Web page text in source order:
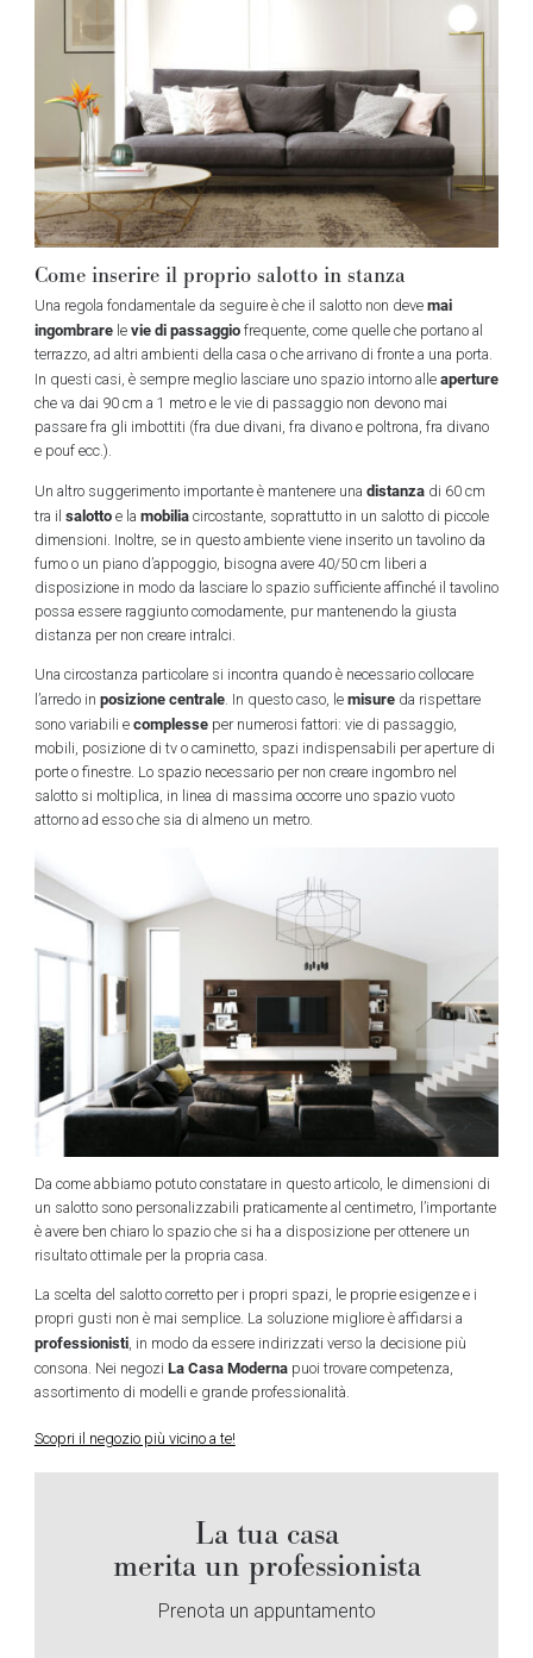
Come inserire il proprio salotto in stanza
Una regola fondamentale da seguire è che il salotto non deve mai
ingombrarele vie di passaggiofrequente, come quelle che portano al
terrazzo, ad altri ambienti della casa o che arrivano di fronte a una porta.
In questi casi, è sempre meglio lasciare uno spazio intorno alle aperture
che va dai 90 cm a 1 metro e le vie di passaggio non devono mai
passare fra gli imbottiti (fra due divani, fra divano e poltrona, fra divano
e pouf ecc.).
Un altro suggerimento importante è mantenere una distanzadi 60 cm
tra il salottoe la mobiliacircostante, soprattutto in un salotto di piccole
dimensioni. Inoltre, se in questo ambiente viene inserito un tavolino da
fumo o un piano d’appoggio, bisogna avere 40/50 cm liberi a
disposizione in modo da lasciare lo spazio sufficiente affinché il tavolino
possa essere raggiunto comodamente, pur mantenendo la giusta
distanza per non creare intralci.
Una circostanza particolare si incontra quando è necessario collocare
l’arredo in posizione centrale. In questo caso, le misureda rispettare
sono variabili e complesseper numerosi fattori: vie di passaggio,
mobili, posizione di tv o caminetto, spazi indispensabili per aperture di
porte o finestre. Lo spazio necessario per non creare ingombro nel
salotto si moltiplica, in linea di massima occorre uno spazio vuoto
attorno ad esso che sia di almeno un metro.
Da come abbiamo potuto constatare in questo articolo, le dimensioni di
un salotto sono personalizzabili praticamente al centimetro, l’importante
è avere ben chiaro lo spazio che si ha a disposizione per ottenere un
risultato ottimale per la propria casa.
La scelta del salotto corretto per i propri spazi, le proprie esigenze e i
propri gusti non è mai semplice. La soluzione migliore è affidarsi a
professionisti, in modo da essere indirizzati verso la decisione più
consona. Nei negozi La Casa Modernapuoi trovare competenza,
assortimento di modelli e grande professionalità.
Scopri il negozio più vicino a te!
La tua casa
merita un professionista
Prenota un appuntamento